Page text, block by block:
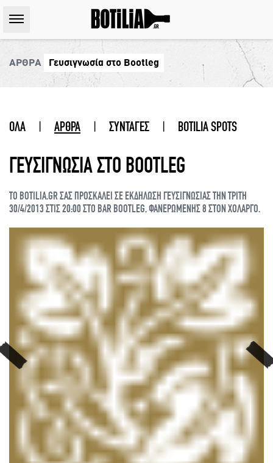
ΑΡΘΡΑ Γευσιγνωσία στο Bootleg
ΟΛΑ | ΑΡΘΡΑ | ΣΥΝΤΑΓΕΣ | BOTILIA SPOTS
ΓΕΥΣΙΓΝΩΣΙΑ ΣΤΟ BOOTLEG
ΤΟ BOTILIA.GR ΣΑΣ ΠΡΟΣΚΑΛΕΙ ΣΕ ΕΚΔΗΛΩΣΗ ΓΕΥΣΙΓΝΩΣΙΑΣ ΤΗΝ ΤΡΙΤΗ
30/4/2013 ΣΤΙΣ 20:00 ΣΤΟ BAR BOOTLEG, ΦΑΝΕΡΩΜΕΝΗΣ 8 ΣΤΟΝ ΧΟΛΑΡΓΟ.